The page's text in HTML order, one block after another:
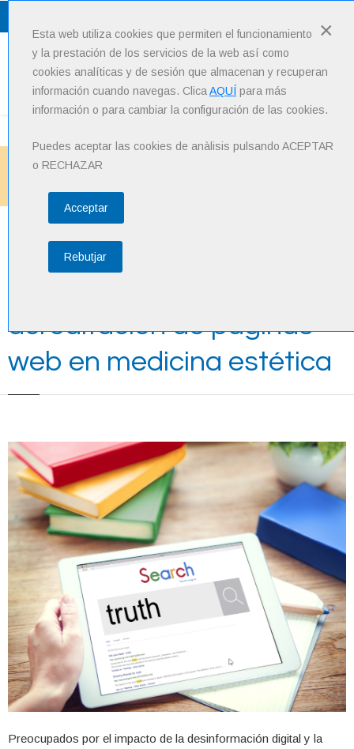
×
Esta web utiliza cookies que permiten el funcionamiento
y la prestación de los servicios de la web así como
cookies analíticas y de sesión que almacenan y recuperan
información cuando navegas. Clica AQUÍ para más
información o para cambiar la configuración de las cookies.
Puedes aceptar las cookies de anàlisis pulsando ACEPTAR
o RECHAZAR
Acceptar
Rebutjar
Menu
Noticias
web en medicina estética
Resultados de la encuesta
acreditación de páginas
web en medicina estética
Preocupados por el impacto de la desinformación digital y la